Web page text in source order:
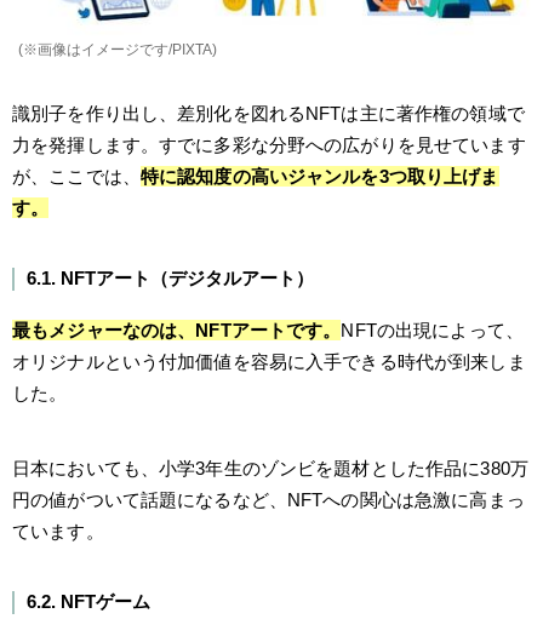
(※画像はイメージです/PIXTA)
識別子を作り出し、差別化を図れるNFTは主に著作権の領域で
力を発揮します。すでに多彩な分野への広がりを見せています
が、ここでは、 特に認知度の高いジャンルを3つ取り上げま
す。
6.1. NFTアート（デジタルアート）
最もメジャーなのは、NFTアートです。 NFTの出現によって、
オリジナルという付加価値を容易に入手できる時代が到来しま
した。
日本においても、小学3年生のゾンビを題材とした作品に380万
円の値がついて話題になるなど、NFTへの関心は急激に高まっ
ています。
6.2. NFTゲーム